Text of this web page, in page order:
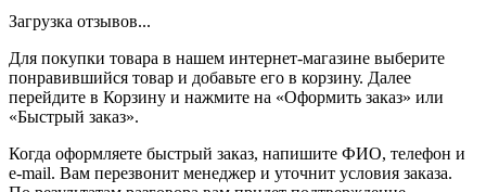
Загрузка отзывов...
Для покупки товара в нашем интернет-магазине выберите
понравившийся товар и добавьте его в корзину. Далее
перейдите в Корзину и нажмите на «Оформить заказ» или
«Быстрый заказ».
Когда оформляете быстрый заказ, напишите ФИО, телефон и
e-mail. Вам перезвонит менеджер и уточнит условия заказа.